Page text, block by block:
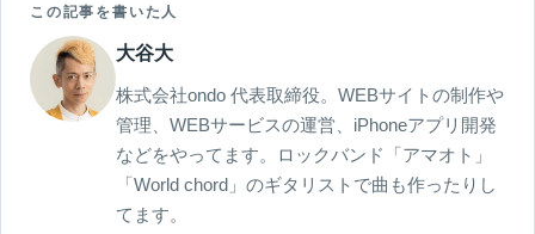
この記事を書いた人
大谷大
株式会社ondo 代表取締役。WEBサイトの制作や
管理、WEBサービスの運営、iPhoneアプリ開発
などをやってます。ロックバンド「アマオト」
「World chord」のギタリストで曲も作ったりし
てます。